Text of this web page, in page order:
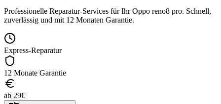
Professionelle Reparatur-Services für IhrOppo reno8 pro. Schnell,
zuverlässig und mit 12 Monaten Garantie.
Express-Reparatur
12 Monate Garantie
ab 29€